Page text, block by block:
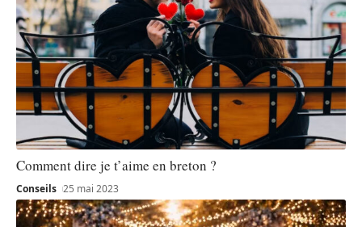
Comment dire je t’aime en breton ?
Conseils 25 mai 2023